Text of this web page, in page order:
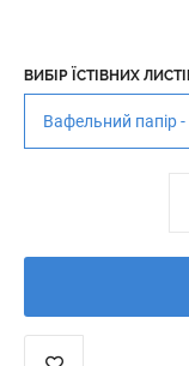
ВИБІР ЇСТІВНИХ
Вафельний папір -